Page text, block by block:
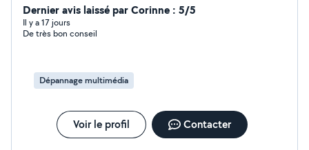
Dernier avis laissé par Corinne : 5/5
Il y a 17 jours
De très bon conseil
Dépannage multimédia
Voir le profil Contacter